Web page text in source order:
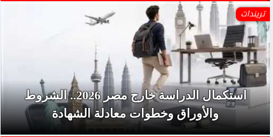
تريندات
استكمال الدراسة خارج مصر 2026.. الشروط
والأوراق وخطوات معادلة الشهادة